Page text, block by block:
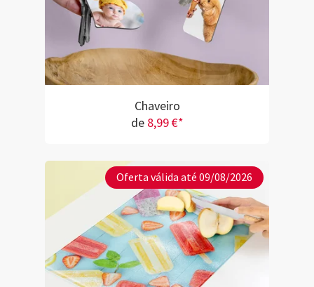
Chaveiro
de 8,99 €*
Oferta válida até 09/08/2026